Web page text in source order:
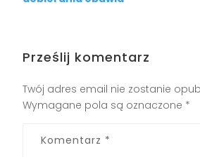
Prześlij komentarz
Twój adres email nie zostanie
Wymagane pola są oznaczone *